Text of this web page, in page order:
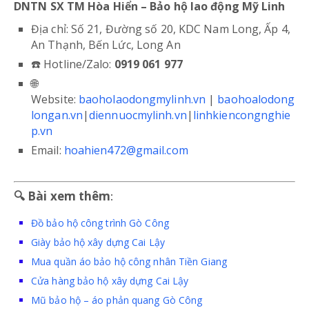
DNTN SX TM Hòa Hiển – Bảo hộ lao động Mỹ Linh
Địa chỉ: Số 21, Đường số 20, KDC Nam Long, Ấp 4,
An Thạnh, Bến Lức, Long An
☎️ Hotline/Zalo: 0919 061 977
🌐
Website: baoholaodongmylinh.vn | baohoalodong
longan.vn|diennuocmylinh.vn| linhkiencongnghie
p.vn
Email: hoahien472@gmail.com
🔍 Bài xem thêm:
Đồ bảo hộ công trình Gò Công
Giày bảo hộ xây dựng Cai Lậy
Mua quần áo bảo hộ công nhân Tiền Giang
Cửa hàng bảo hộ xây dựng Cai Lậy
Mũ bảo hộ – áo phản quang Gò Công